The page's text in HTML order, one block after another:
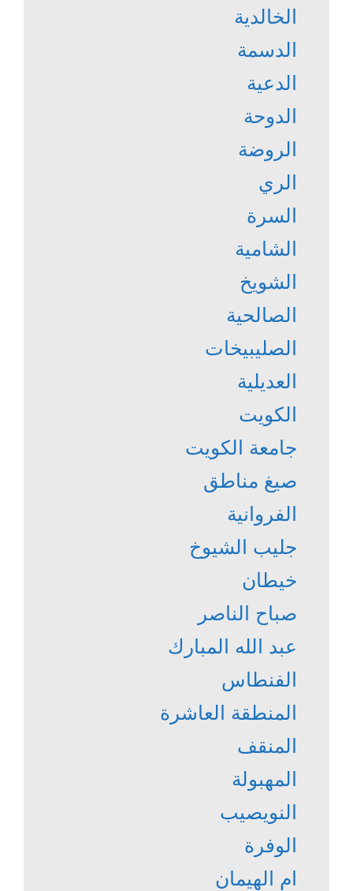
الخالدية
الدسمة
الدعية
الدوحة
الروضة
الري
السرة
الشامية
الشويخ
الصالحية
الصليبيخات
العديلية
الكويت
جامعة الكويت
صيغ مناطق
الفروانية
جليب الشيوخ
خيطان
صباح الناصر
عبد الله المبارك
الفنطاس
المنطقة العاشرة
المنقف
المهبولة
النويصيب
الوفرة
ام الهيمان